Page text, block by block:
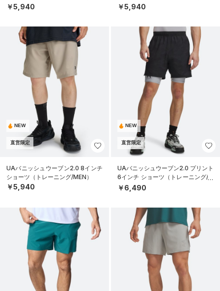
￥5,940 ￥5,940
NEW
直営限定
UAバニッシュウーブン2.0 8インチ
ショーツ（トレーニング/MEN）
￥5,940
NEW
直営限定
UAバニッシュウーブン2.0 プリント
6インチ ショーツ（トレーニング/M
EN）
￥6,490